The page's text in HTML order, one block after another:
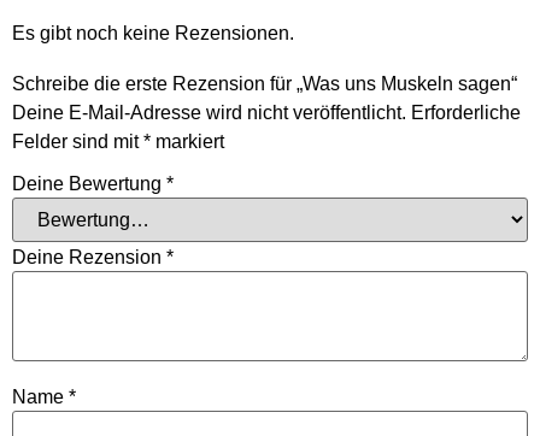
Es gibt noch keine Rezensionen.
Schreibe die erste Rezension für „Was uns Muskeln sagen“
Deine E-Mail-Adresse wird nicht veröffentlicht. Erforderliche
Felder sind mit* markiert
Deine Bewertung *
Deine Rezension *
Name *